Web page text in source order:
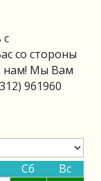
с
со стороны
нам! Мы Вам
961960
Сб
Вс